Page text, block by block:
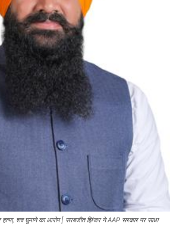
शव घुमाने का आरोप | सरबजीत झिंजर ने AAP सरकार पर साधा